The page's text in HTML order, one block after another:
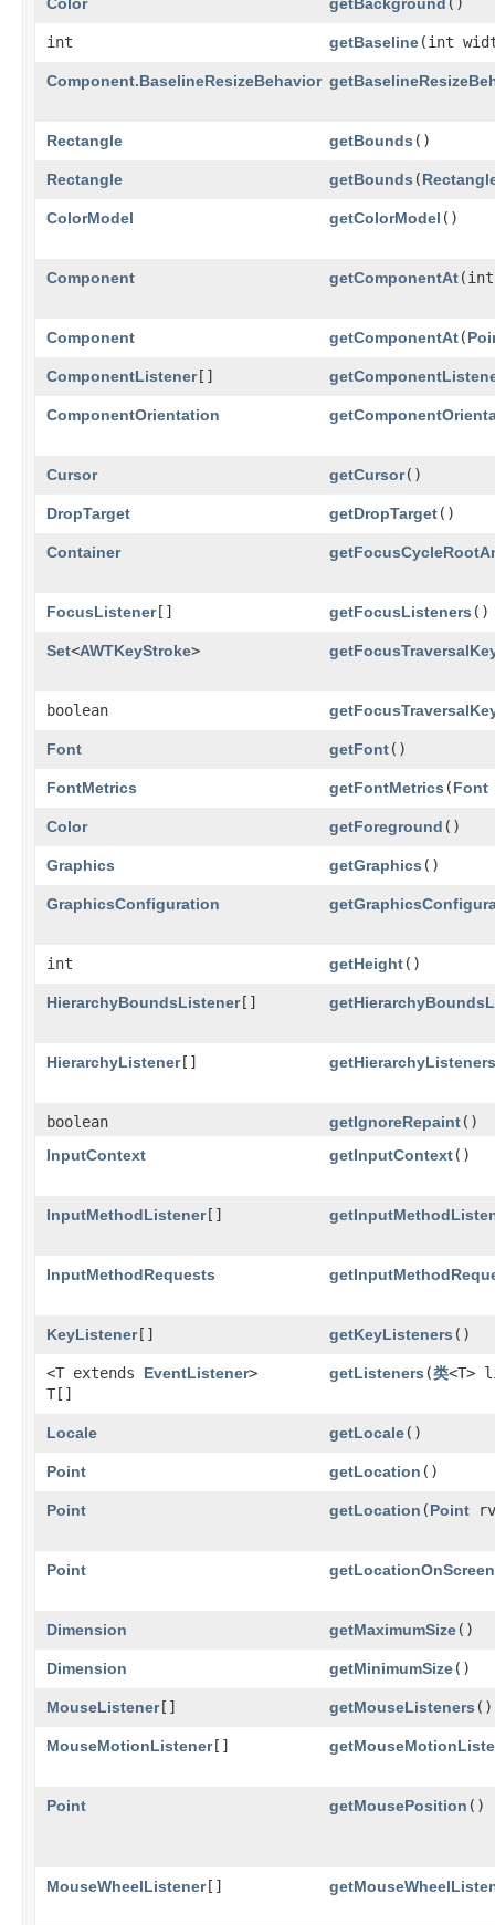
int getBaseline​(int
Component.BaselineResizeBehavior
Rectangle getBounds ()
Rectangle getBounds ​(
ColorModel getColorModel ()
Component getComponentAt
Component getComponentAt​(
ComponentListener[]
ComponentOrientation
Cursor getCursor()
DropTarget getDropTarget()
Container
FocusListener[] getFocusListeners ()
Set<AWTKeyStroke>
boolean
Font getFont()
FontMetrics getFontMetrics ​(Font
Color getForeground ()
Graphics getGraphics ()
GraphicsConfiguration
int getHeight()
HierarchyBoundsListener[]
HierarchyListener[] getHierarchyListeners
boolean getIgnoreRepaint()
InputContext
getInputContext()
InputMethodListener[]
InputMethodRequests
KeyListener[] getKeyListeners ()
<T extends EventListener>
T[]
getListeners ​(类<T>
Locale getLocale()
Point getLocation ()
Point getLocation ​(Point
Point getLocationOnScreen
Dimension getMaximumSize()
Dimension getMinimumSize()
MouseListener[] getMouseListeners ()
MouseMotionListener[]
Point getMousePosition ()
MouseWheelListener[]